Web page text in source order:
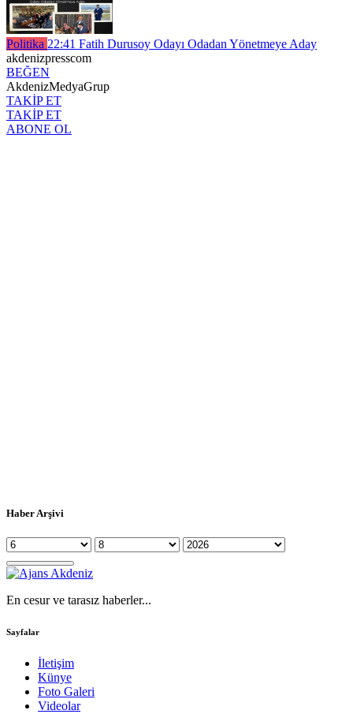
Politika 22:41 Fatih Durusoy Odayı Odadan Yönetmeye Aday
akdenizpresscom
BEĞEN
AkdenizMedyaGrup
TAKİP ET
TAKİP ET
ABONE OL
Haber Arşivi
En cesur ve tarasız haberler...
Sayfalar
İletişim
Künye
Foto Galeri
Videolar